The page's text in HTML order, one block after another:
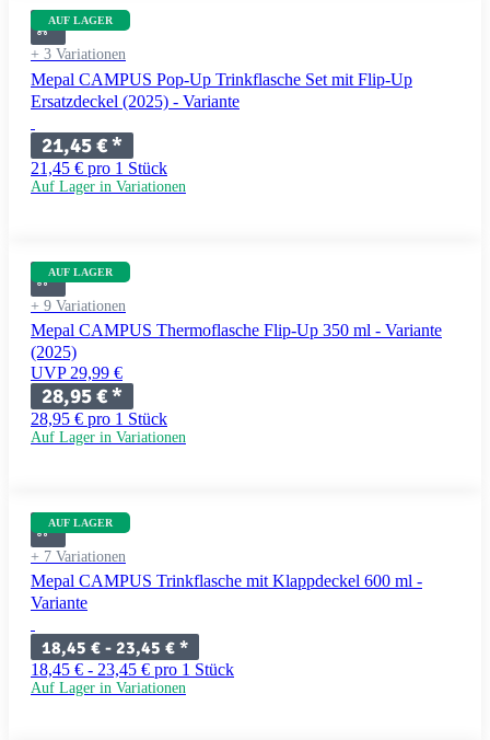
AUF LAGER
+ 3 Variationen
Mepal CAMPUS Pop-Up Trinkflasche Set mit Flip-Up
Ersatzdeckel (2025) - Variante
21,45 €*
21,45 € pro 1 Stück
Auf Lager in Variationen
AUF LAGER
+ 9 Variationen
Mepal CAMPUS Thermoflasche Flip-Up 350 ml - Variante
(2025)
UVP 29,99 €
28,95 €*
28,95 € pro 1 Stück
Auf Lager in Variationen
AUF LAGER
+ 7 Variationen
Mepal CAMPUS Trinkflasche mit Klappdeckel 600 ml -
Variante
18,45 € - 23,45 € *
18,45 € - 23,45 € pro 1 Stück
Auf Lager in Variationen